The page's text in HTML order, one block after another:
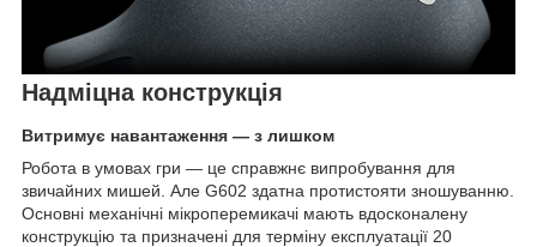
Надміцна конструкція
Витримує навантаження — з лишком
Робота в умовах гри — це справжнє випробування для
звичайних мишей. Але G602 здатна протистояти зношуванню.
Основні механічні мікроперемикачі мають вдосконалену
конструкцію та призначені для терміну експлуатації 20